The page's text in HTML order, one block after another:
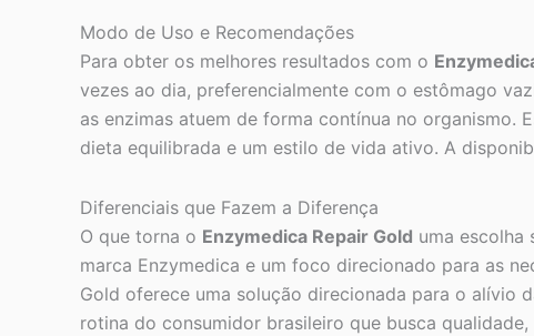
Modo de Uso e Recomendações
Para obter os melhores resultados com o
vezes ao dia, preferencialmente com o estômago
as enzimas atuem de forma contínua no organismo.
dieta equilibrada e um estilo de vida ativo. A
Diferenciais que Fazem a Diferença
O que torna o Enzymedica Repair Gold uma escolha
marca Enzymedica e um foco direcionado para as
Gold oferece uma solução direcionada para o alívio
rotina do consumidor brasileiro que busca